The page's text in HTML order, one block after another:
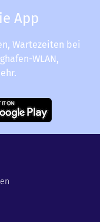
App
Wartezeiten bei
WLAN,